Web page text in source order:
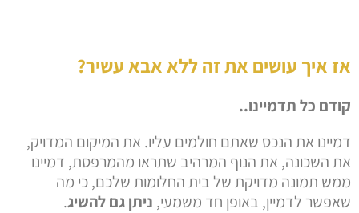
אז איך עושים את זה ללא אבא עשיר?
קודם כל תדמיינו..
דמיינו את הנכס שאתם חולמים עליו. את המיקום המדויק,
את השכונה, את הנוף המרהיב שתראו מהמרפסת, דמיינו
ממש תמונה מדויקת של בית החלומות שלכם, כי מה
שאפשר לדמיין, באופן חד משמעי, ניתן גם להשיג.